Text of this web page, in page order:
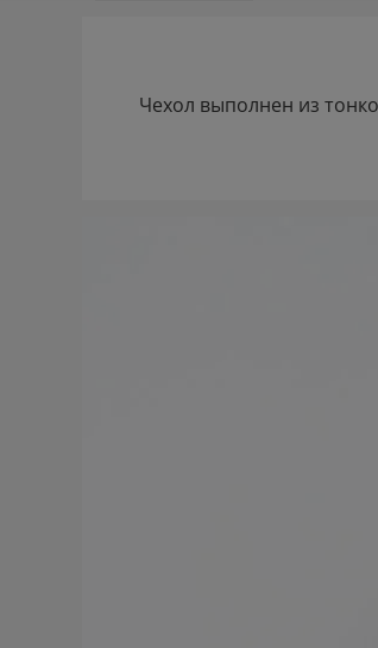
Чехол выполнен из